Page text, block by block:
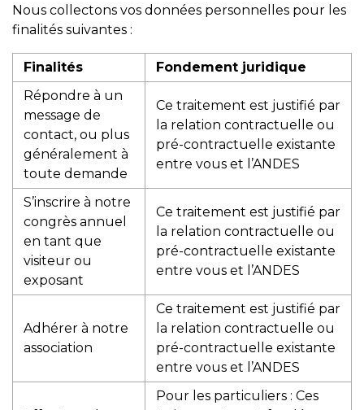
Nous collectons vos données personnelles pour les
finalités suivantes :
Finalités
Fondement juridique
Répondre à un
message de
contact, ou plus
généralement à
toute demande
Ce traitement est justifié par
la relation contractuelle ou
pré-contractuelle existante
entre vous et l’ANDES
S’inscrire à notre
congrès annuel
en tant que
visiteur ou
exposant
Ce traitement est justifié par
la relation contractuelle ou
pré-contractuelle existante
entre vous et l’ANDES
Adhérer à notre
association
Ce traitement est justifié par
la relation contractuelle ou
pré-contractuelle existante
entre vous et l’ANDES
Pour les particuliers : Ces